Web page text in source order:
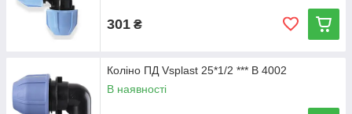
301 ₴
Коліно ПД Vsplast 25*1/2 *** В 4002
В наявності